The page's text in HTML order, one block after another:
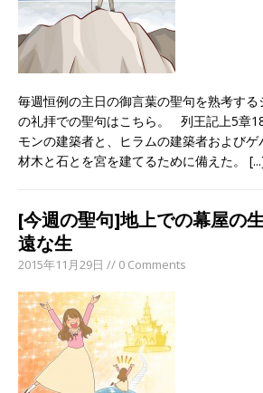
毎週恒例の主日の御言葉の聖句を熟考する
の礼拝での聖句はこちら。 列王記上5章
モンの建築者と、ヒラムの建築者およびゲ
材木と石とを宮を建てるために備えた。
[今週の聖句]地上での幕屋の
遠な生
2015年11月29日 // 0 Comments